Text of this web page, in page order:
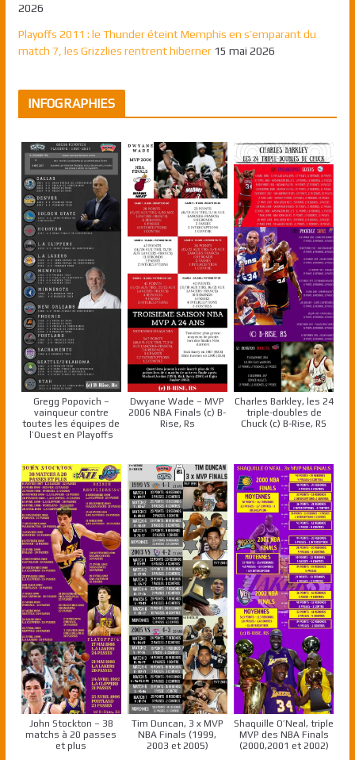
2026
Playoffs 2011 : le Thunder éteint Memphis en s’emparant du
match 7, les Grizzlies rentrent hiberner 15 mai 2026
INFOGRAPHIES
Gregg Popovich –
vainqueur contre
toutes les équipes de
l’Ouest en Playoffs
Dwyane Wade – MVP
2006 NBA Finals (c) B-
Rise, Rs
Charles Barkley, les 24
triple-doubles de
Chuck (c) B-Rise, RS
John Stockton – 38
matchs à 20 passes
et plus
Tim Duncan, 3 x MVP
NBA Finals (1999,
2003 et 2005)
Shaquille O’Neal, triple
MVP des NBA Finals
(2000,2001 et 2002)